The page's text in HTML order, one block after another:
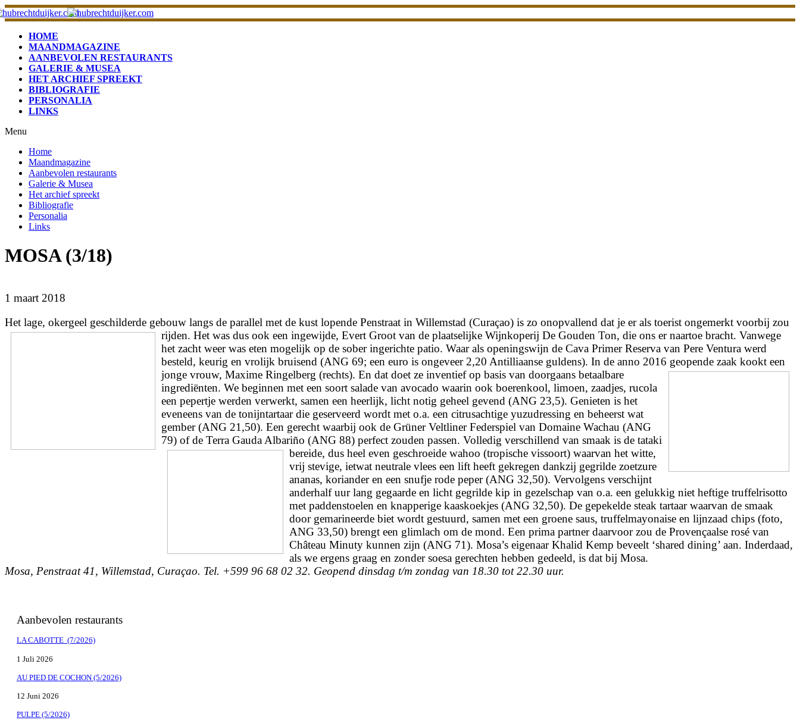
HOME
MAANDMAGAZINE
AANBEVOLEN RESTAURANTS
GALERIE & MUSEA
HET ARCHIEF SPREEKT
BIBLIOGRAFIE
PERSONALIA
LINKS
Menu
Home
Maandmagazine
Aanbevolen restaurants
Galerie & Musea
Het archief spreekt
Bibliografie
Personalia
Links
MOSA (3/18)
1 maart 2018
Het lage, okergeel geschilderde gebouw langs de parallel met de kust lopende Penstraat in Willemstad (Curaçao) is zo onopvallend dat je er als toerist ongemerkt voorbij zou
rijden. Het was dus ook een ingewijde, Evert Groot van de plaatselijke Wijnkoperij De Gouden Ton, die ons er naartoe bracht. Vanwege
het zacht weer was eten mogelijk op de sober ingerichte patio. Waar als openingswijn de Cava Primer Reserva van Pere Ventura werd
besteld, keurig en vrolijk bruisend (ANG 69; een euro is ongeveer 2,20 Antilliaanse guldens). In de anno 2016 geopende zaak kookt een
jonge vrouw, Maxime Ringelberg (rechts). En dat doet ze inventief op basis van doorgaans betaalbare
ingrediënten. We beginnen met een soort salade van avocado waarin ook boerenkool, limoen, zaadjes, rucola
een pepertje werden verwerkt, samen een heerlijk, licht notig geheel gevend (ANG 23,5). Genieten is het
eveneens van de tonijntartaar die geserveerd wordt met o.a. een citrusachtige yuzudressing en beheerst wat
gember (ANG 21,50). Een gerecht waarbij ook de Grüner Veltliner Federspiel van Domaine Wachau (ANG
79) of de Terra Gauda Albariño (ANG 88) perfect zouden passen. Volledig verschillend van smaak is de tataki
bereide, dus heel even geschroeide wahoo (tropische vissoort) waarvan het witte,
vrij stevige, ietwat neutrale vlees een lift heeft gekregen dankzij gegrilde zoetzure
ananas, koriander en een snufje rode peper (ANG 32,50). Vervolgens verschijnt
anderhalf uur lang gegaarde en licht gegrilde kip in gezelschap van o.a. een gelukkig niet heftige truffelrisotto
met paddenstoelen en knapperige kaaskoekjes (ANG 32,50). De gepekelde steak tartaar waarvan de smaak
door gemarineerde biet wordt gestuurd, samen met een groene saus, truffelmayonaise en lijnzaad chips (foto,
ANG 33,50) brengt een glimlach om de mond. Een prima partner daarvoor zou de Provençaalse rosé van
Château Minuty kunnen zijn (ANG 71). Mosa’s eigenaar Khalid Kemp beveelt ‘shared dining’ aan. Inderdaad,
als we ergens graag en zonder soesa gerechten hebben gedeeld, is dat bij Mosa.
Mosa, Penstraat 41, Willemstad, Curaçao. Tel. +599 96 68 02 32. Geopend dinsdag t/m zondag van 18.30 tot 22.30 uur.
Aanbevolen restaurants
LA CABOTTE (7/2026)
1 Juli 2026
AU PIED DE COCHON (5/2026)
12 Juni 2026
PULPE (5/2026)